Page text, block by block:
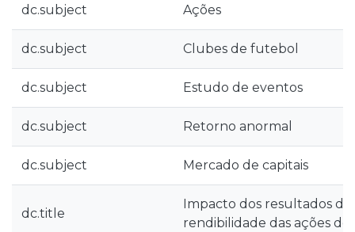
dc.subject Ações
dc.subject Clubes de futebol
dc.subject Estudo de eventos
dc.subject Retorno anormal
dc.subject Mercado de capitais
dc.title
Impacto dos resultados
rendibilidade das ações